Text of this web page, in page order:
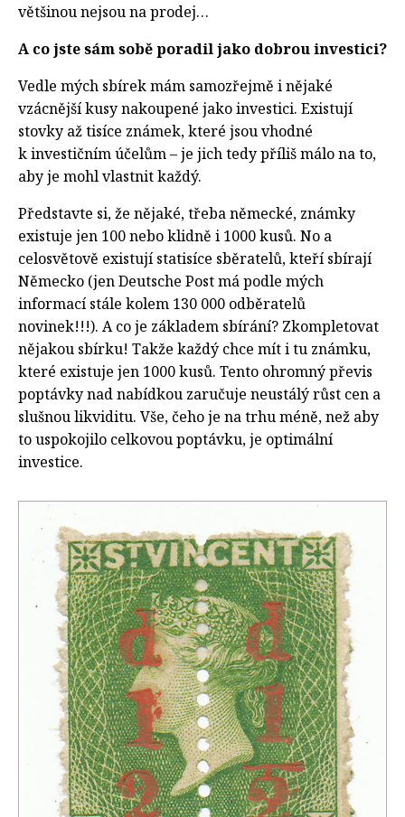
většinou nejsou na prodej…
A co jste sám sobě poradil jako dobrou investici?
Vedle mých sbírek mám samozřejmě i nějaké
vzácnější kusy nakoupené jako investici. Existují
stovky až tisíce známek, které jsou vhodné
k investičním účelům – je jich tedy příliš málo na to,
aby je mohl vlastnit každý.
Představte si, že nějaké, třeba německé, známky
existuje jen 100 nebo klidně i 1000 kusů. No a
celosvětově existují statisíce sběratelů, kteří sbírají
Německo (jen Deutsche Post má podle mých
informací stále kolem 130 000 odběratelů
novinek!!!). A co je základem sbírání? Zkompletovat
nějakou sbírku! Takže každý chce mít i tu známku,
které existuje jen 1000 kusů. Tento ohromný převis
poptávky nad nabídkou zaručuje neustálý růst cen a
slušnou likviditu. Vše, čeho je na trhu méně, než aby
to uspokojilo celkovou poptávku, je optimální
investice.